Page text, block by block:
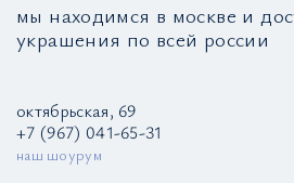
мы находимся в москве и
украшения по всей россии
октябрьская, 69
+7 (967) 041-65-31
наш шоурум